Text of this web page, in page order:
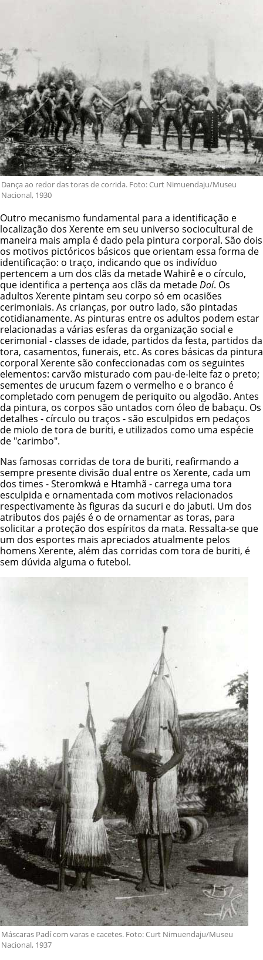
Dança ao redor das toras de corrida. Foto: Curt Nimuendaju/Museu
Nacional, 1930
Outro mecanismo fundamental para a identificação e
localização dos Xerente em seu universo sociocultural de
maneira mais ampla é dado pela pintura corporal. São dois
os motivos pictóricos básicos que orientam essa forma de
identificação: o traço, indicando que os indivíduo
pertencem a um dos clãs da metade Wahirê e o círculo,
que identifica a pertença aos clãs da metadeDoí. Os
adultos Xerente pintam seu corpo só em ocasiões
cerimoniais. As crianças, por outro lado, são pintadas
cotidianamente. As pinturas entre os adultos podem estar
relacionadas a várias esferas da organização social e
cerimonial - classes de idade, partidos da festa, partidos da
tora, casamentos, funerais, etc. As cores básicas da pintura
corporal Xerente são confeccionadas com os seguintes
elementos: carvão misturado com pau-de-leite faz o preto;
sementes de urucum fazem o vermelho e o branco é
completado com penugem de periquito ou algodão. Antes
da pintura, os corpos são untados com óleo de babaçu. Os
detalhes - círculo ou traços - são esculpidos em pedaços
de miolo de tora de buriti, e utilizados como uma espécie
de "carimbo".
Nas famosas corridas de tora de buriti, reafirmando a
sempre presente divisão dual entre os Xerente, cada um
dos times - Steromkwá e Htamhã - carrega uma tora
esculpida e ornamentada com motivos relacionados
respectivamente às figuras da sucuri e do jabuti. Um dos
atributos dos pajés é o de ornamentar as toras, para
solicitar a proteção dos espíritos da mata. Ressalta-se que
um dos esportes mais apreciados atualmente pelos
homens Xerente, além das corridas com tora de buriti, é
sem dúvida alguma o futebol.
Máscaras Padí com varas e cacetes. Foto: Curt Nimuendaju/Museu
Nacional, 1937